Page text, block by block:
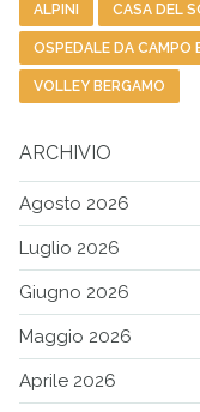
ALPINI CASA DEL
OSPEDALE DA CAMPO
VOLLEY BERGAMO
ARCHIVIO
Agosto 2026
Luglio 2026
Giugno 2026
Maggio 2026
Aprile 2026